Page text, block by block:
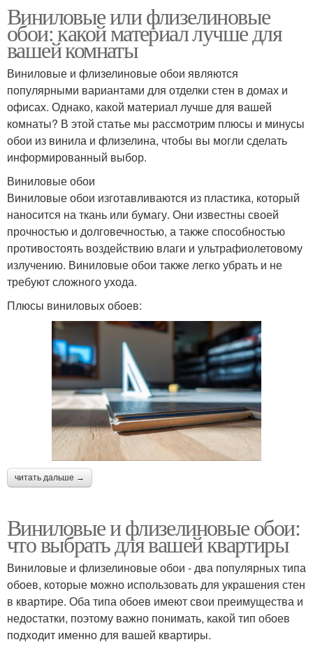
Виниловые или флизелиновые
обои: какой материал лучше для
вашей комнаты
Виниловые и флизелиновые обои являются
популярными вариантами для отделки стен в домах и
офисах. Однако, какой материал лучше для вашей
комнаты? В этой статье мы рассмотрим плюсы и минусы
обои из винила и флизелина, чтобы вы могли сделать
информированный выбор.
Виниловые обои
Виниловые обои изготавливаются из пластика, который
наносится на ткань или бумагу. Они известны своей
прочностью и долговечностью, а также способностью
противостоять воздействию влаги и ультрафиолетовому
излучению. Виниловые обои также легко убрать и не
требуют сложного ухода.
Плюсы виниловых обоев:
читать дальше →
Виниловые и флизелиновые обои:
что выбрать для вашей квартиры
Виниловые и флизелиновые обои - два популярных типа
обоев, которые можно использовать для украшения стен
в квартире. Оба типа обоев имеют свои преимущества и
недостатки, поэтому важно понимать, какой тип обоев
подходит именно для вашей квартиры.